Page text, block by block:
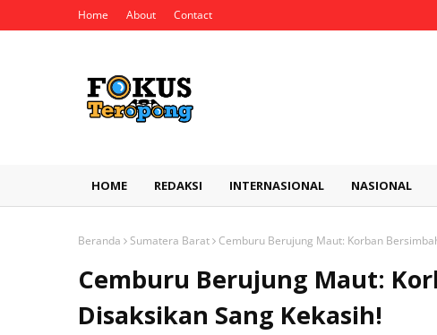
Home About Contact
HOME REDAKSI INTERNASIONAL NASIONAL
Beranda Sumatera Barat Cemburu Berujung Maut: Korban
Cemburu Berujung Maut:
Disaksikan Sang Kekasih!